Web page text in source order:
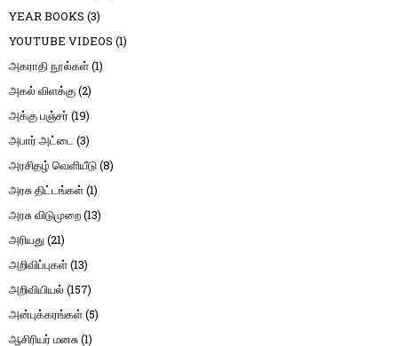
YEAR BOOKS (3)
YOUTUBE VIDEOS (1)
அகராதி நூல்கள்(1)
அகல் விளக்கு(2)
அக்கு பஞ்சர் (19)
அபார் அட்டை (3)
அரசிதழ் வெளியீடு(8)
அரசு திட்டங்கள்(1)
அரசு விடுமுறை(13)
அரியது(21)
அறிவிப்புகள்(13)
அறிவியியல் (157)
அன்புக்கரங்கள்(5)
ஆசிரியர் மனசு(1)